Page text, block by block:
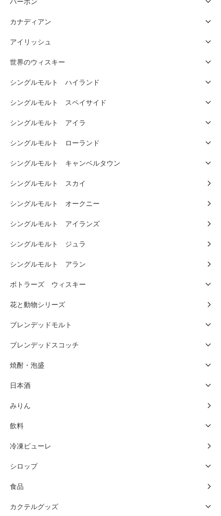
バーボン
カナディアン
アイリッシュ
世界のウィスキー
シングルモルト ハイランド
シングルモルト スペイサイド
シングルモルト アイラ
シングルモルト ローランド
シングルモルト キャンベルタウン
シングルモルト スカイ
シングルモルト オークニー
シングルモルト アイランズ
シングルモルト ジュラ
シングルモルト アラン
ボトラーズ ウィスキー
花と動物シリーズ
ブレンデッドモルト
ブレンデッドスコッチ
焼酎・泡盛
日本酒
みりん
飲料
冷凍ピューレ
シロップ
食品
カクテルグッズ